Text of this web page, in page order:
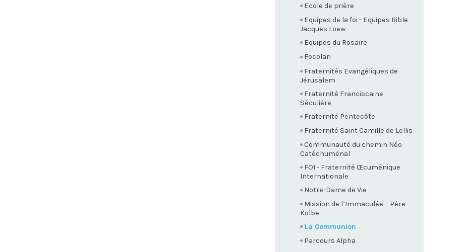
Ecole de prière
Equipes de la foi - Equipes Bible
Jacques Loew
Equipes du Rosaire
Focolari
Fraternités Evangéliques de
Jérusalem
Fraternité Franciscaine
Séculière
Fraternité Pentecôte
Fraternité Saint Camille de Lellis
Communauté du chemin Néo
Catéchuménal
FOI - Fraternité Œcuménique
Internationale
Notre-Dame de Vie
Mission de l’Immaculée – Père
Kolbe
La Communion
Parcours Alpha